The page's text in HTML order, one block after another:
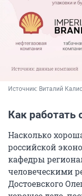
Источник: Виталий
Как работать
Насколько
российской
кафедры
человеческими
Достоевского